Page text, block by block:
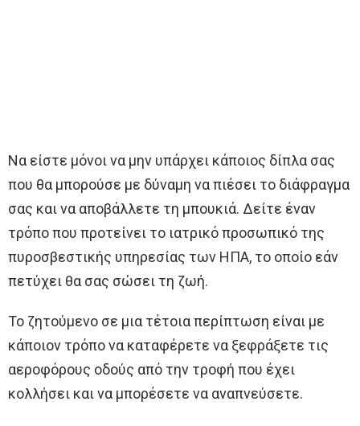
Να είστε μόνοι να μην υπάρχει κάποιος δίπλα σας
που θα μπορούσε με δύναμη να πιέσει το διάφραγμα
σας και να αποβάλλετε τη μπουκιά. Δείτε έναν
τρόπο που προτείνει το ιατρικό προσωπικό της
πυροσβεστικής υπηρεσίας των ΗΠΑ, το οποίο εάν
πετύχει θα σας σώσει τη ζωή.
Το ζητούμενο σε μια τέτοια περίπτωση είναι με
κάποιον τρόπο να καταφέρετε να ξεφράξετε τις
αεροφόρους οδούς από την τροφή που έχει
κολλήσει και να μπορέσετε να αναπνεύσετε.